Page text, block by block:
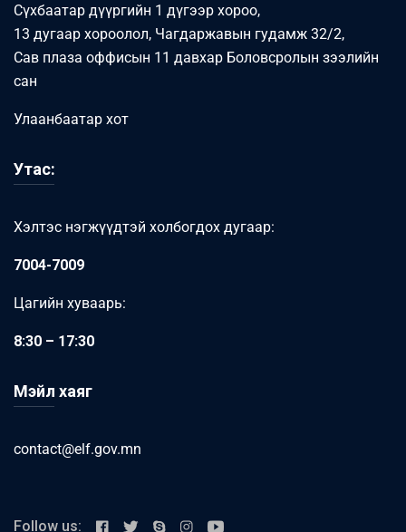
Сүхбаатар дүүргийн 1 дүгээр хороо,
13 дугаар хороолол, Чагдаржавын гудамж 32/2,
Сав плаза оффисын 11 давхар Боловсролын зээлийн
сан
Улаанбаатар хот
Утас:
Хэлтэс нэгжүүдтэй холбогдох дугаар:
7004-7009
Цагийн хуваарь:
8:30 – 17:30
Мэйл хаяг
contact@elf.gov.mn
Follow us: